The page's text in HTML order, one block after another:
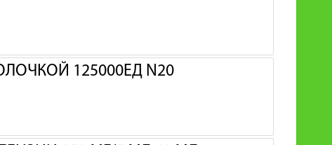
125000ЕД N20